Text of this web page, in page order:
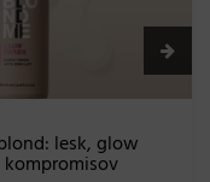
lesk, glow